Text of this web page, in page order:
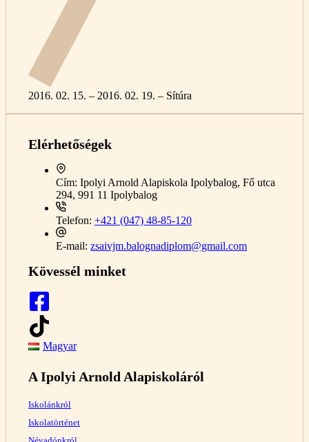
2016. 02. 15. – 2016. 02. 19. – Sítúra
Elérhetőségek
Cím: Ipolyi Arnold Alapiskola Ipolybalog, Fő utca
294, 991 11 Ipolybalog
Telefon: +421 (047) 48-85-120
E-mail: zsaivjm.balognadiplom@gmail.com
Kövessél minket
Magyar
A Ipolyi Arnold Alapiskoláról
Iskolánkról
Iskolatörténet